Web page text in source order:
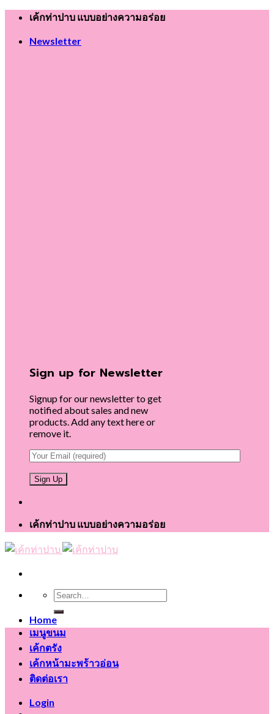
Skip
content
เค้กท่าปาบ แบบอย่างความอร่อย
Newsletter
Sign up for Newsletter
Signup for our newsletter to get
notified about sales and new
products. Add any text here or
remove it.
เค้กท่าปาบ แบบอย่างความอร่อย
Search
for:
Home
เมนูขนม
เค้กตรัง
เค้กหน้ามะพร้าวอ่อน
ติดต่อเรา
Login